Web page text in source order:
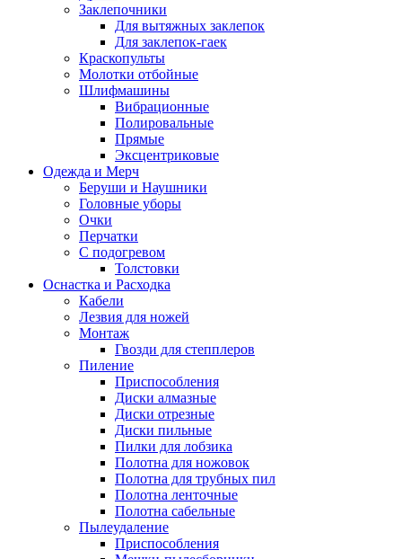
Заклепочники
Для вытяжных заклепок
Для заклепок-гаек
Краскопульты
Молотки отбойные
Шлифмашины
Вибрационные
Полировальные
Прямые
Эксцентриковые
Одежда и Мерч
Беруши и Наушники
Головные уборы
Очки
Перчатки
С подогревом
Толстовки
Оснастка и Расходка
Кабели
Лезвия для ножей
Монтаж
Гвозди для степплеров
Пиление
Приспособления
Диски алмазные
Диски отрезные
Диски пильные
Пилки для лобзика
Полотна для ножовок
Полотна для трубных пил
Полотна ленточные
Полотна сабельные
Пылеудаление
Приспособления